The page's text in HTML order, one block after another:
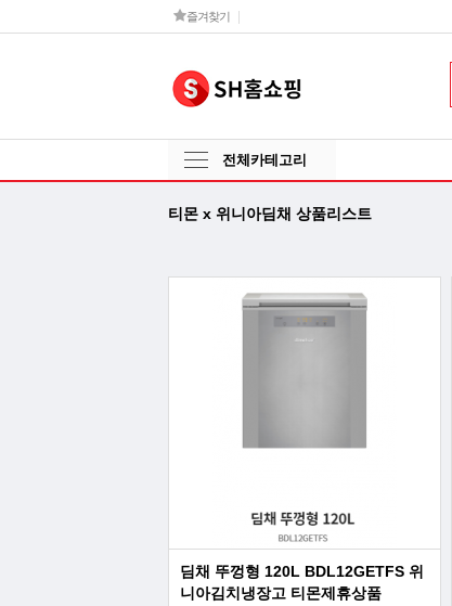
즐겨찾기
전체카테고리
티몬 x 위니아딤채 상품리스트
딤채 뚜껑형 120L BDL12GETFS 위
니아김치냉장고 티몬제휴상품